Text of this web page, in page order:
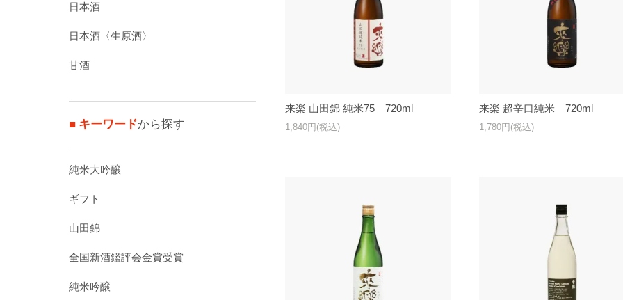
来楽 山田錦 純米75 720ml
1,840円(税込)
来楽 超辛口純米 720ml
1,780円(税込)
日本酒
日本酒〈生原酒〉
甘酒
■ キーワードから探す
純米大吟醸
ギフト
山田錦
全国新酒鑑評会金賞受賞
純米吟醸